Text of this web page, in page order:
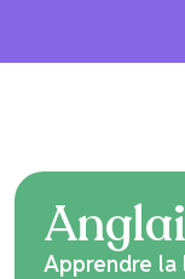
Apprendre la